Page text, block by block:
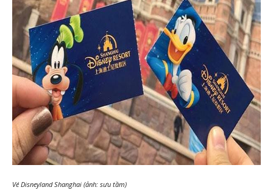
Vé Disneyland Shanghai (ảnh: sưu tầm)